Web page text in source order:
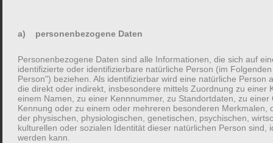
Mein Name ist Anja Brachwitz und ich habe das Erzählkarten-
Spiel, Baby Erzählabend, entwickelt.
Ich bin Mama von zwei quirligen Wirbelstürmen. Die Babyzeit
mit meinen Kleinen hat mich viel gelehrt. Ich habe unheimlich
viel gelesen, über Babys, Kinder und Eltern gelernt. Es gab viel zu
lachen, zu weinen und auch zu wissen.
a) personenbezogene Daten
Personenbezogene Daten sind alle Informationen, die sich auf
identifizierte oder identifizierbare natürliche Person (im
Person") beziehen. Als identifizierbar wird eine natürliche Person
die direkt oder indirekt, insbesondere mittels Zuordnung zu einer
einem Namen, zu einer Kennnummer, zu Standortdaten, zu einer
Kennung oder zu einem oder mehreren besonderen Merkmalen,
der physischen, physiologischen, genetischen, psychischen,
kulturellen oder sozialen Identität dieser natürlichen Person sind,
werden kann.